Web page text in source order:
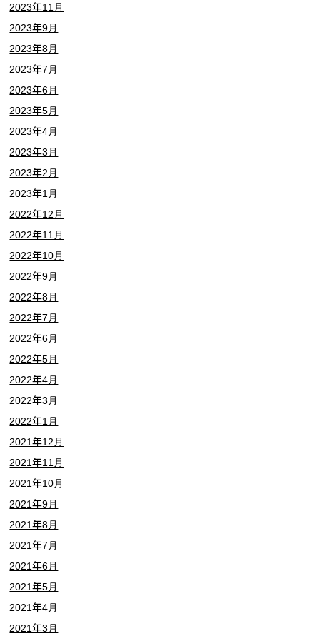
2023年11月
2023年9月
2023年8月
2023年7月
2023年6月
2023年5月
2023年4月
2023年3月
2023年2月
2023年1月
2022年12月
2022年11月
2022年10月
2022年9月
2022年8月
2022年7月
2022年6月
2022年5月
2022年4月
2022年3月
2022年1月
2021年12月
2021年11月
2021年10月
2021年9月
2021年8月
2021年7月
2021年6月
2021年5月
2021年4月
2021年3月